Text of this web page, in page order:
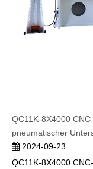
QC11K-8X4000
pneumatischer
2024-09-23
QC11K-8X4000